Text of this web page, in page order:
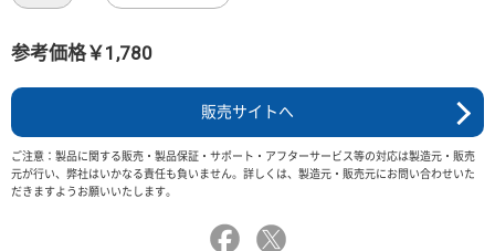
参考価格￥1,780
販売サイトへ
ご注意：製品に関する販売・製品保証・サポート・アフターサービス等の対応は製造元・販売
元が行い、弊社はいかなる責任も負いません。詳しくは、製造元・販売元にお問い合わせいた
だきますようお願いいたします。